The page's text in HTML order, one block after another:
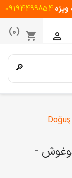
ویژه09194499854
shopping_cart
(0) 
🔎
-